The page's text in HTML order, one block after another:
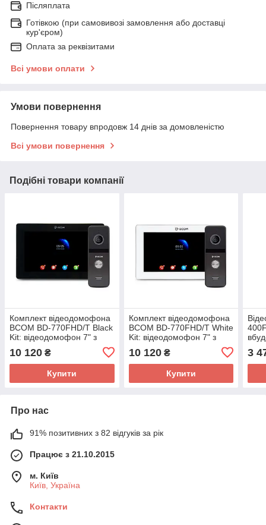
Післяплата
Готівкою (при самовивозі замовлення або доставці
кур'єром)
Оплата за реквізитами
Всі умови оплати
Умови повернення
Повернення товару впродовж 14 днів за домовленістю
Всі умови повернення
Подібні товари компанії
Комплект відеодомофона
BCOM BD-770FHD/T Black
Kit: відеодомофон 7" з
підтримкою Tuya Smart і
відеопанель
10 120 ₴
Купити
Комплект відеодомофона
BCOM BD-770FHD/T White
Kit: відеодомофон 7" з
підтримкою Tuya Smart і
відеопанель
10 120₴
Купити
3
Про нас
91% позитивних з 82 відгуків за рік
Працює з 21.10.2015
м. Київ
Київ, Україна
Контакти